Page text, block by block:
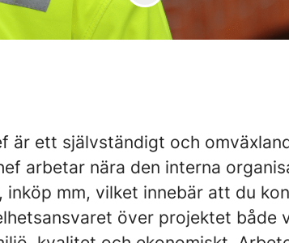
är ett självständigt och
arbetar nära den interna
mm, vilket innebär att du
över projektet både